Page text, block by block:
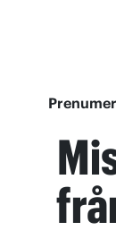
och nykterhet
21, 116 33